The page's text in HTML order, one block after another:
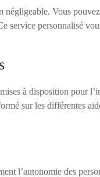
négligeable. Vous
service personnalisé
à disposition pour
sur les différentes
l’autonomie des